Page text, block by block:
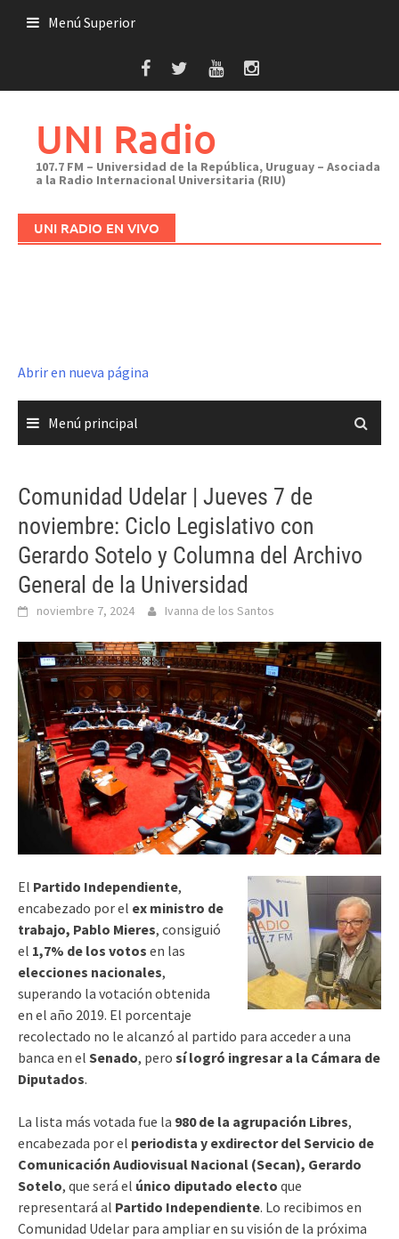
Menú Superior
UNI Radio
107.7 FM – Universidad de la República, Uruguay – Asociada
a la Radio Internacional Universitaria (RIU)
UNI RADIO EN VIVO
Abrir en nueva página
Menú principal
Comunidad Udelar | Jueves 7 de
noviembre: Ciclo Legislativo con
Gerardo Sotelo y Columna del Archivo
General de la Universidad
noviembre 7, 2024 Ivanna de los Santos
El Partido Independiente,
encabezado por el ex ministro de
trabajo, Pablo Mieres, consiguió
el 1,7% de los votos en las
elecciones nacionales,
superando la votación obtenida
en el año 2019. El porcentaje
recolectado no le alcanzó al partido para acceder a una
banca en el Senado, pero sí logró ingresar a la Cámara de
Diputados.
La lista más votada fue la 980 de la agrupación Libres,
encabezada por el periodista y exdirector del Servicio de
Comunicación Audiovisual Nacional (Secan), Gerardo
Sotelo, que será el único diputado electo que
representará al Partido Independiente. Lo recibimos en
Comunidad Udelar para ampliar en su visión de la próxima